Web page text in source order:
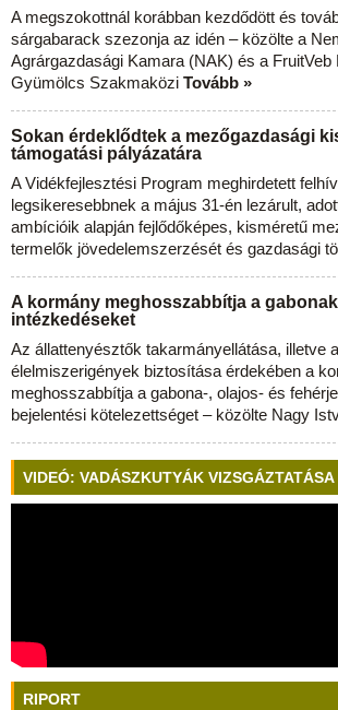
A megszokottnál korábban kezdődött és
sárgabarack szezonja az idén – közölte a
Agrárgazdasági Kamara (NAK) és a FruitVeb
Gyümölcs Szakmaközi Tovább »
Sokan érdeklődtek a mezőgazdasági
támogatási pályázatára
A Vidékfejlesztési Program meghirdetett
legsikeresebbnek a május 31-én lezárult,
ambícióik alapján fejlődőképes, kisméretű
termelők jövedelemszerzését és gazdasági
A kormány meghosszabbítja a
intézkedéseket
Az állattenyésztők takarmányellátása, illetve
élelmiszerigények biztosítása érdekében a
meghosszabbítja a gabona-, olajos- és
bejelentési kötelezettséget – közölte Nagy
VIDEÓ: VADÁSZKUTYÁK VIZSGÁZTATÁSA
RIPORT